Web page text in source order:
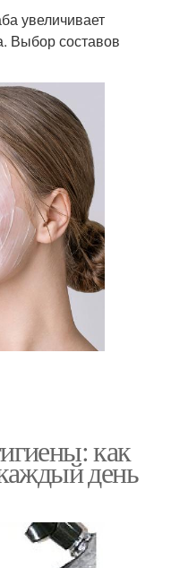
увеличивает
Выбор составов
как
день